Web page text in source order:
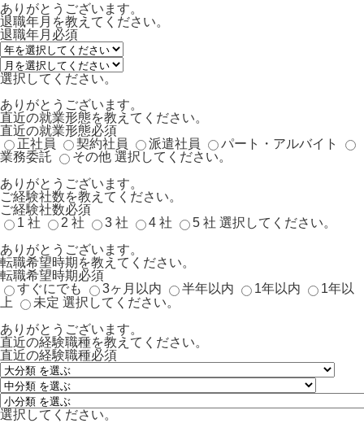
ありがとうございます。
退職年月を教えてください。
退職年月 必須
選択してください。
ありがとうございます。
直近の就業形態を教えてください。
直近の就業形態必須
正社員
契約社員 派遣社員
パート・アルバイト
業務委託
その他 選択してください。
ありがとうございます。
ご経験社数を教えてください。
ご経験社数必須
1 社
2 社 3 社 4 社 5 社 選択してください。
ありがとうございます。
転職希望時期を教えてください。
転職希望時期必須
すぐにでも
3ヶ月以内 半年以内 1年以内
1年以
上
未定 選択してください。
ありがとうございます。
直近の経験職種を教えてください。
直近の経験職種必須
選択してください。